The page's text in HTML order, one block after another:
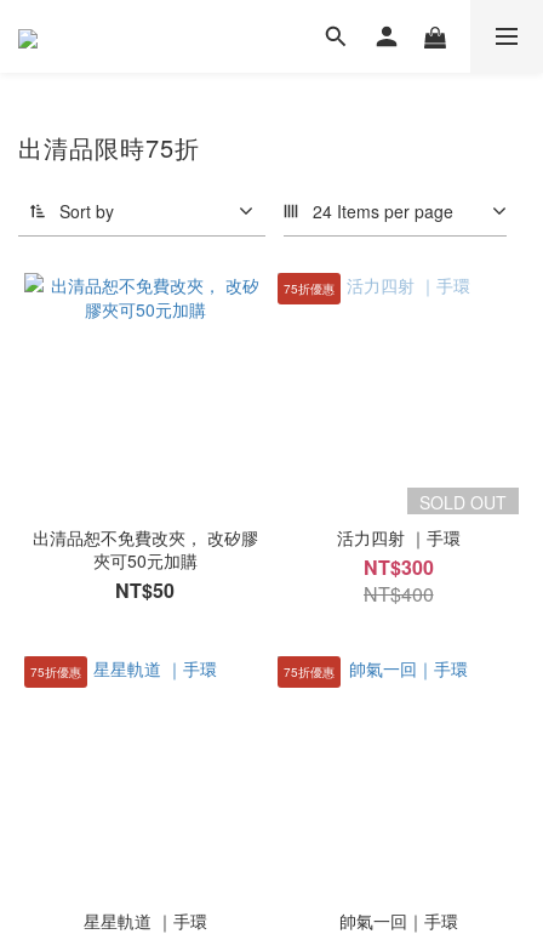
出清品限時75折
Sort by 24 Items per page
出清品恕不免費改夾， 改矽膠
夾可50元加購
NT$50
75折優惠
SOLD OUT
活力四射 ｜手環
NT$300
NT$400
75折優惠
星星軌道 ｜手環
75折優惠
帥氣一回｜手環